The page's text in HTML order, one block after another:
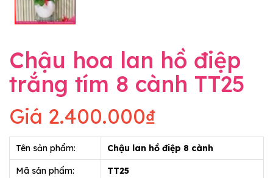
Chậu hoa lan hồ điệp
trắng tím 8 cành TT25
Giá 2.400.000₫
Tên sản phẩm: Chậu lan hồ điệp 8 cành
Mã sản phẩm: TT25